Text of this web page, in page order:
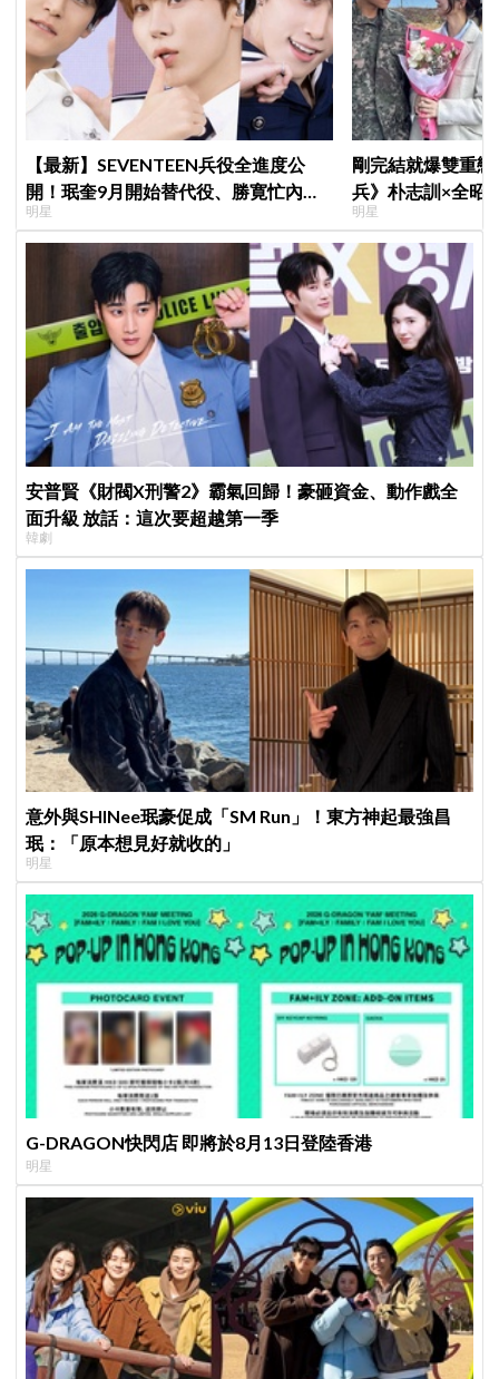
【最新】SEVENTEEN兵役全進度公
開！珉奎9月開始替代役、勝寛忙內
DINO軍樂隊10月入伍
明星
剛完結就爆雙重
兵》朴志訓×全昭
傳交往，導演發
明星
安普賢《財閥X刑警2》霸氣回歸！豪砸資金、動作戲全
面升級 放話：這次要超越第一季
韓劇
意外與SHINee珉豪促成「SM Run」！東方神起最強昌
珉：「原本想見好就收的」
明星
G-DRAGON快閃店 即將於8月13日登陸香港
明星